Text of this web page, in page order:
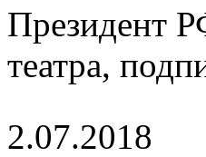
Президент
театра,
2.07.2018